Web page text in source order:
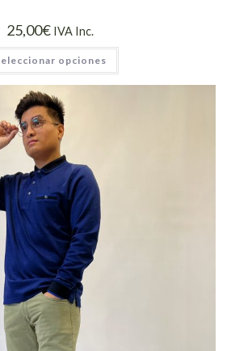
25,00€ IVA Inc.
opciones